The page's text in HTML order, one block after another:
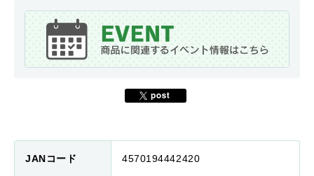
JANコード 4570194442420